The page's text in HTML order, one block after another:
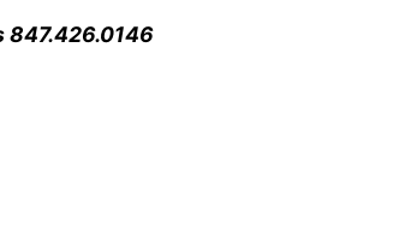
847.426.0146